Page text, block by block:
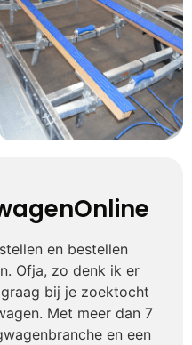
en bestellen
Ofja, zo denk ik er
bij je zoektocht
Met meer dan 7
en een